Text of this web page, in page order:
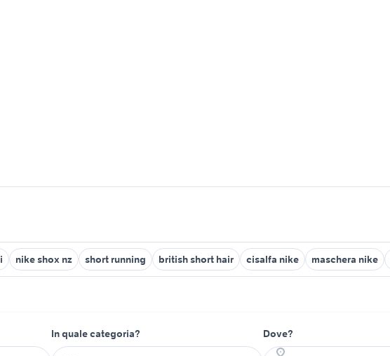
nike shox nz short running british short hair cisalfa nike maschera nike
In quale categoria? Dove?